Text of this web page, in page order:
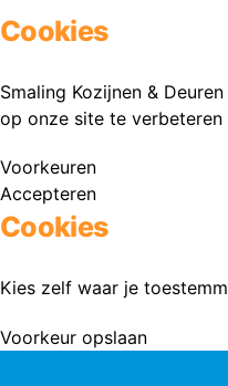
Cookies
Smaling Kozijnen &
op onze site te verbeteren
Voorkeuren
Accepteren
Cookies
Kies zelf waar je
Voorkeur opslaan